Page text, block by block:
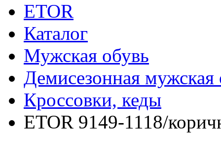
ETOR
Каталог
Мужская обувь
Демисезонная мужская
Кроссовки, кеды
ETOR 9149-1118/